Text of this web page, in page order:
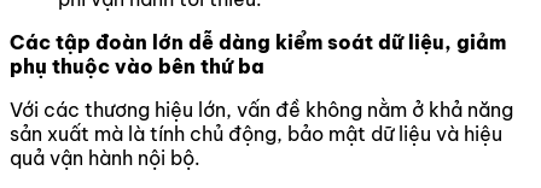
Các tập đoàn lớn dễ dàng kiểm soát dữ liệu, giảm
phụ thuộc vào bên thứ ba
Với các thương hiệu lớn, vấn đề không nằm ở khả năng
sản xuất mà là tính chủ động, bảo mật dữ liệu và hiệu
quả vận hành nội bộ.